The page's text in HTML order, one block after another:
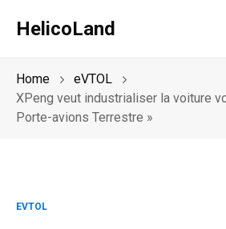
HelicoLand
Home
eVTOL
XPeng veut industrialiser la voiture
Porte-avions Terrestre »
EVTOL